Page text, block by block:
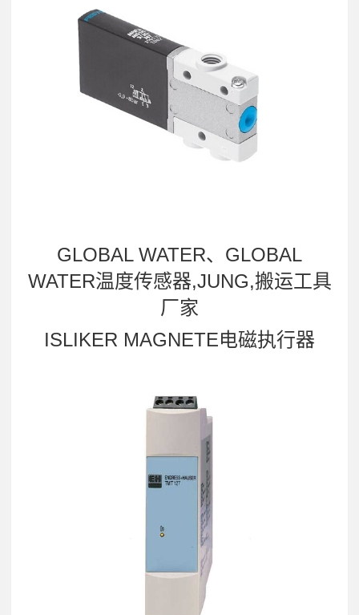
GLOBAL WATER、GLOBAL
WATER温度传感器,JUNG,搬运工具
厂家
ISLIKER MAGNETE电磁执行器